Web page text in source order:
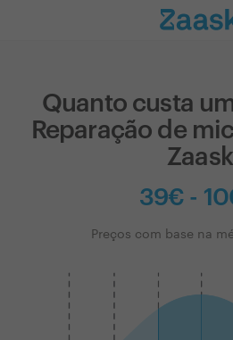
Quanto custa
Reparação de
Zaask
39€ -
Preços com base na